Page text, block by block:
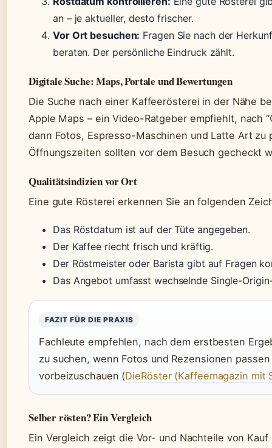
an – je aktueller, desto frischer.
Vor Ort besuchen: Fragen Sie nach der
beraten. Der persönliche Eindruck zählt.
Digitale Suche: Maps, Portale und Bewertungen
Die Suche nach einer Kaffeerösterei in der Nähe
Apple Maps – ein Video-Ratgeber empfiehlt, nach
dann Fotos, Espresso-Maschinen und Latte Art zu
Öffnungszeiten sollten vor dem Besuch gecheckt
Qualitätsindizien vor Ort
Eine gute Rösterei erkennen Sie an folgenden
Das Röstdatum ist auf der Tüte angegeben.
Der Kaffee riecht frisch und kräftig.
Der Röstmeister oder Barista gibt auf Fragen
Das Angebot umfasst wechselnde Single-
FAZIT FÜR DIE PRAXIS
Fachleute empfehlen, nach dem erstbesten
zu suchen, wenn Fotos und Rezensionen
vorbeizuschauen (DieRöster (Kaffeemagazin mit
Selber rösten? Ein Vergleich
Ein Vergleich zeigt die Vor- und Nachteile von